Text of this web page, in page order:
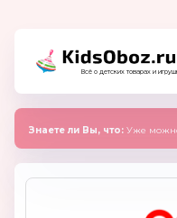
Всё о детских товарах и
Знаете ли Вы, что: Уже можно